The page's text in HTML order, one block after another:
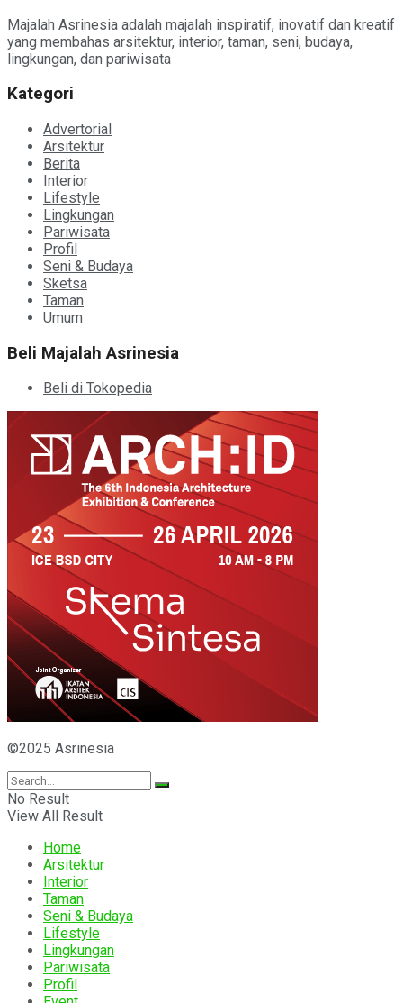
Majalah Asrinesia adalah majalah inspiratif, inovatif dan kreatif
yang membahas arsitektur, interior, taman, seni, budaya,
lingkungan, dan pariwisata
Kategori
Advertorial
Arsitektur
Berita
Interior
Lifestyle
Lingkungan
Pariwisata
Profil
Seni & Budaya
Sketsa
Taman
Umum
Beli Majalah Asrinesia
Beli di Tokopedia
©2025 Asrinesia
No Result
View All Result
Home
Arsitektur
Interior
Taman
Seni & Budaya
Lifestyle
Lingkungan
Pariwisata
Profil